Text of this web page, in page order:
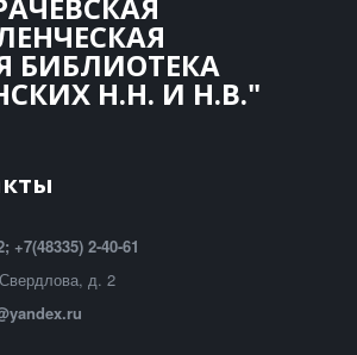
БИБЛИОТЕКА
Н.Н. И Н.В."
+7(48335) 2-40-61
д. 2